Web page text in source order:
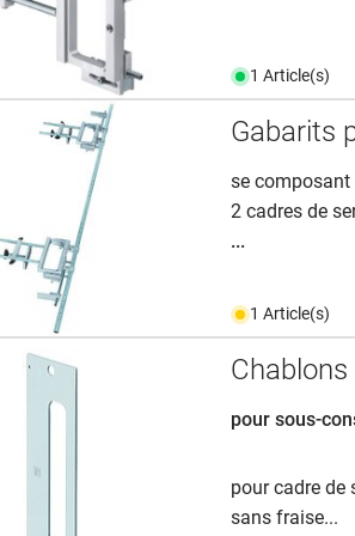
1 Article(s)
Gabarits
se composant
2 cadres de
...
1 Article(s)
Chablons
pour sous-
pour cadre de
sans fraise...